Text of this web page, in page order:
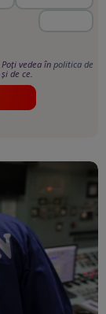
vedea în politica de
de ce.